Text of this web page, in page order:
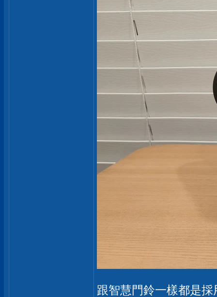
跟智慧門鈴一樣都是